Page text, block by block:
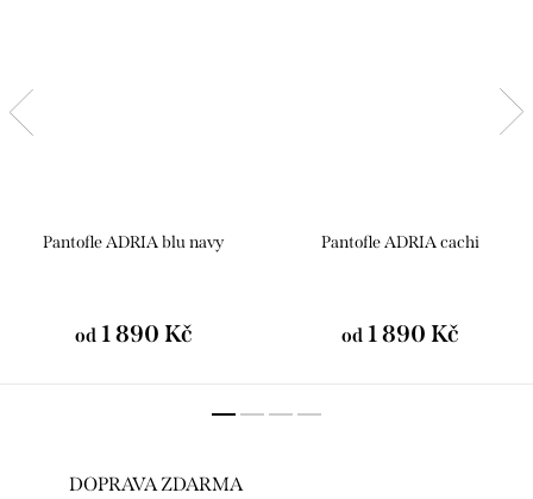
Pantofle ADRIA blu navy
od1 890 Kč
Pantofle ADRIA cachi
od1 890 Kč
DOPRAVA ZDARMA